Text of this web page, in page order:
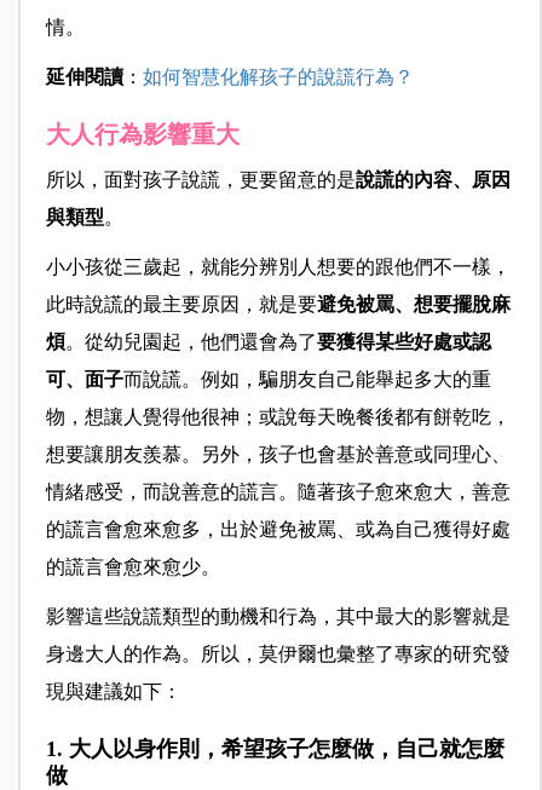
情。
延伸閱讀： 如何智慧化解孩子的說謊行為？
大人行為影響重大
所以，面對孩子說謊，更要留意的是說謊的內容、原因
與類型。
小小孩從三歲起，就能分辨別人想要的跟他們不一樣，
此時說謊的最主要原因，就是要避免被罵、想要擺脫麻
煩。從幼兒園起，他們還會為了要獲得某些好處或認
可、面子而說謊。例如，騙朋友自己能舉起多大的重
物，想讓人覺得他很神；或說每天晚餐後都有餅乾吃，
想要讓朋友羨慕。另外，孩子也會基於善意或同理心、
情緒感受，而說善意的謊言。隨著孩子愈來愈大，善意
的謊言會愈來愈多，出於避免被罵、或為自己獲得好處
的謊言會愈來愈少。
影響這些說謊類型的動機和行為，其中最大的影響就是
身邊大人的作為。所以，莫伊爾也彙整了專家的研究發
現與建議如下：
1. 大人以身作則，希望孩子怎麼做，自己就怎麼
做